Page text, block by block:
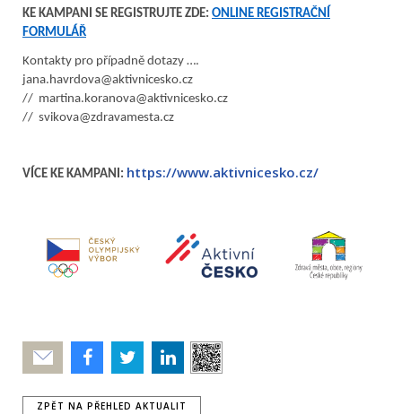
KE KAMPANI SE REGISTRUJTE ZDE: ONLINE REGISTRAČNÍ
FORMULÁŘ
Kontakty pro případně dotazy ….
jana.havrdova@aktivnicesko.cz
// martina.koranova@aktivnicesko.cz
// svikova@zdravamesta.cz
VÍCE KE KAMPANI: https://www.aktivnicesko.cz/
Poslat
ZPĚT NA PŘEHLED AKTUALIT